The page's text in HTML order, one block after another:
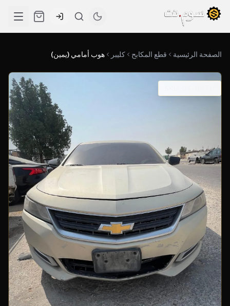
الصفحة الرئيسية قطع المكابح كليبر هوب أمامي (يمين)